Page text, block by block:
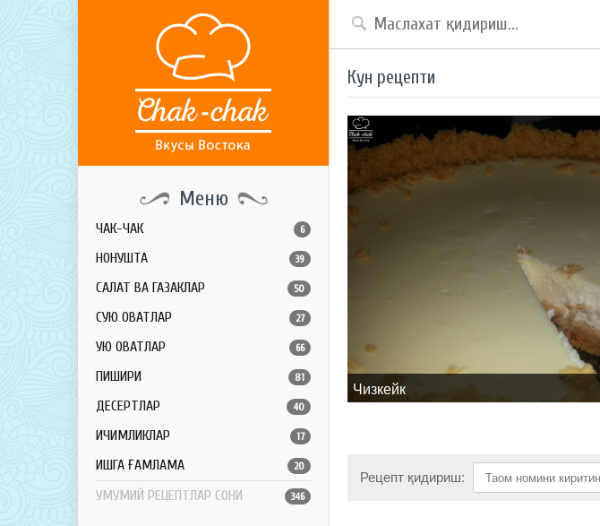
Меню
ЧАК-ЧАК 6
НОНУШТА 39
САЛАТ ВА ГАЗАКЛАР 50
СУЮҚ ОВҚАТЛАР 27
ҚУЮҚ ОВҚАТЛАР 66
ПИШИРИҚ 81
ДЕСЕРТЛАР 40
ИЧИМЛИКЛАР 17
ҚИШГА ҒАМЛАМА 20
УМУМИЙ РЕЦЕПТЛАР СОНИ 346
Кун рецепти
Чизкейк
Рецепт қидириш: